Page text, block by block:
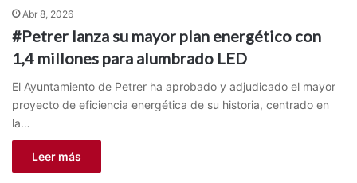
Abr 8, 2026
#Petrer lanza su mayor plan energético con
1,4 millones para alumbrado LED
El Ayuntamiento de Petrer ha aprobado y adjudicado el mayor
proyecto de eficiencia energética de su historia, centrado en
la…
Leer más